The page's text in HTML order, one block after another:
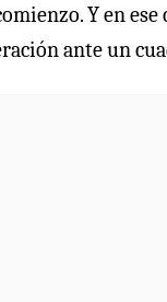
Y en
ante un